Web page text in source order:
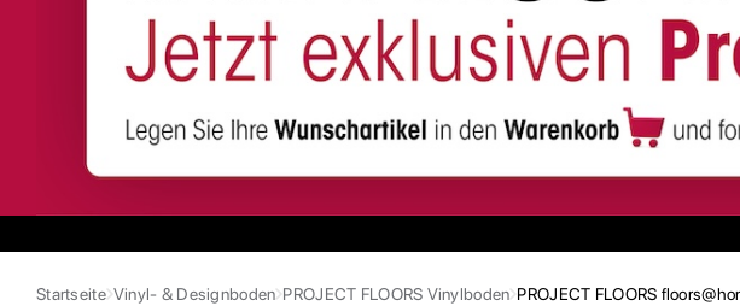
Startseite Vinyl- & Designboden PROJECT FLOORS Vinylboden PROJECT FLOORS